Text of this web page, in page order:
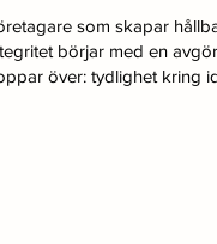
som skapar
börjar med en
över: tydlighet kring